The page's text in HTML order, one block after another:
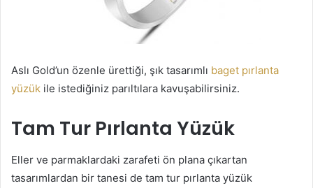
Aslı Gold’un özenle ürettiği, şık tasarımlı baget pırlanta
yüzük ile istediğiniz parıltılara kavuşabilirsiniz.
Tam Tur Pırlanta Yüzük
Eller ve parmaklardaki zarafeti ön plana çıkartan
tasarımlardan bir tanesi de tam tur pırlanta yüzük